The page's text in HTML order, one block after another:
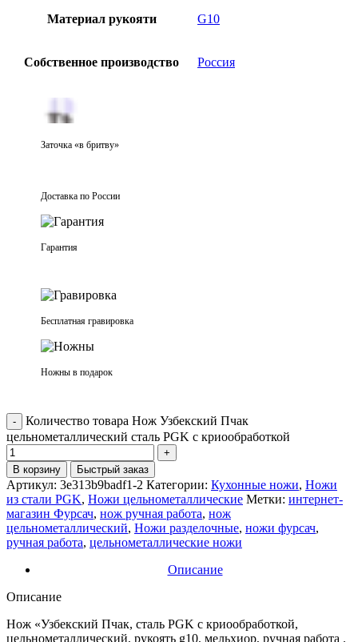
Материал рукояти G10
Собственное производство Россия
Заточка «в бритву»
Доставка по России
Гарантия
Бесплатная гравировка
Ножны в подарок
Количество товара Нож Узбекский Пчак
цельнометаллический сталь PGK с криообработкой
В корзину Быстрый заказ
Артикул: 3e313b9badf1-2 Категории: Кухонные ножи, Ножи
из стали PGK, Ножи цельнометаллические Метки: интернет-
магазин Фурсач, нож ручная работа, нож
цельнометаллический, Ножи разделочные, ножи фурсач,
ручная работа, цельнометаллические ножи
Описание
Описание
Нож «Узбекский Пчак, сталь PGK с криообработкой,
цельнометаллический, рукоять g10, мельхиор, ручная работа .